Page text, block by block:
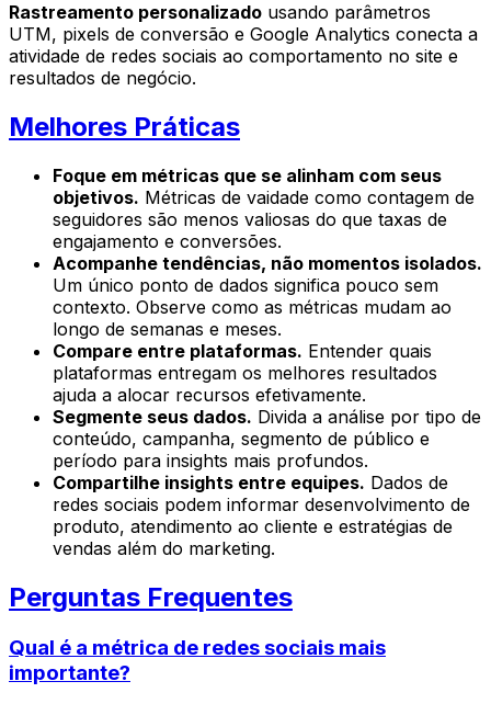
Rastreamento personalizado usando parâmetros
UTM, pixels de conversão e Google Analytics conecta a
atividade de redes sociais ao comportamento no site e
resultados de negócio.
Melhores Práticas
Foque em métricas que se alinham com seus
objetivos. Métricas de vaidade como contagem de
seguidores são menos valiosas do que taxas de
engajamento e conversões.
Acompanhe tendências, não momentos isolados.
Um único ponto de dados significa pouco sem
contexto. Observe como as métricas mudam ao
longo de semanas e meses.
Compare entre plataformas. Entender quais
plataformas entregam os melhores resultados
ajuda a alocar recursos efetivamente.
Segmente seus dados. Divida a análise por tipo de
conteúdo, campanha, segmento de público e
período para insights mais profundos.
Compartilhe insights entre equipes. Dados de
redes sociais podem informar desenvolvimento de
produto, atendimento ao cliente e estratégias de
vendas além do marketing.
Perguntas Frequentes
Qual é a métrica de redes sociais mais
importante?